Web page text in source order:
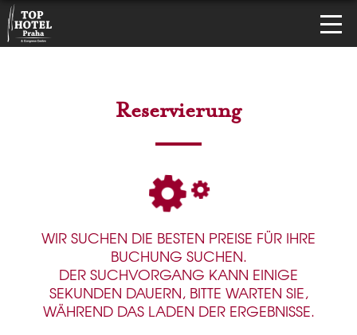
Reservierung
WIR SUCHEN DIE BESTEN PREISE FÜR IHRE
BUCHUNG SUCHEN.
DER SUCHVORGANG KANN EINIGE
SEKUNDEN DAUERN, BITTE WARTEN SIE,
WÄHREND DAS LADEN DER ERGEBNISSE.